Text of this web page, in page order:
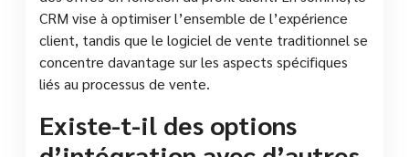
CRM vise à optimiser l’ensemble de l’expérience
client, tandis que le logiciel de vente traditionnel se
concentre davantage sur les aspects spécifiques
liés au processus de vente.
Existe-t-il des options